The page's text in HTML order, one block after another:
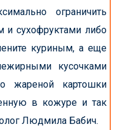
ограничить
и сухофруктами либо
куриным, а еще
кусочками
жареной картошки
в кожуре и так
Людмила Бабич.